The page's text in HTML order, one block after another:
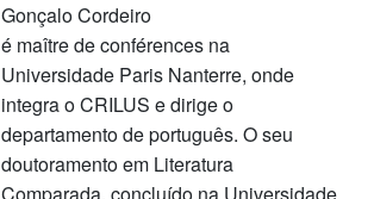
Gonçalo Cordeiro
é maître de conférences na
Universidade Paris Nanterre, onde
integra o CRILUS e dirige o
departamento de português. O seu
doutoramento em Literatura